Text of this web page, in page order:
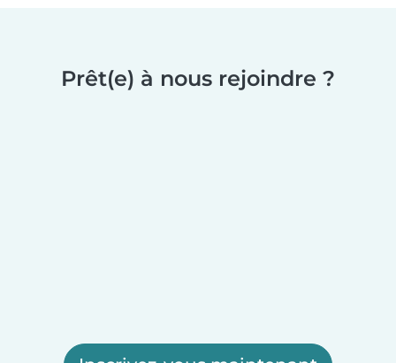
Prêt(e) à nous rejoindre ?